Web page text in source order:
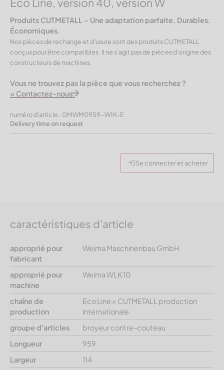
Produits CUTMETALL – Une adaptation parfaite. Durables.
Économiques.
Nos pièces de rechange et d’usure sont des produits CUTMETALL
conçus pour être compatibles. Il ne s’agit pas de pièces d’origine des
constructeurs de machines.
Vous ne trouvez pas la pièce que vous recherchez ?
» Contactez-nous.
numéro d'article : GMWM0959-W1K-E
Delivery time on request
Se connecter et acheter
caractéristiques d'article
approprié pour
fabricant
Weima Maschinenbau GmbH
approprié pour
machine
Weima WLK 10
chaîne de
production
Eco Line = CUTMETALL production
internationale
groupe d'articles
broyeur contre-couteau
Longueur
959
Largeur
114